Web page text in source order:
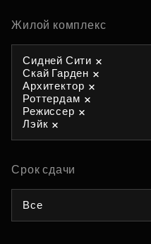
Жилой комплекс
Сидней Сити
Скай Гарден
Архитектор
Роттердам
Режиссер
Лэйк
Срок сдачи
Все